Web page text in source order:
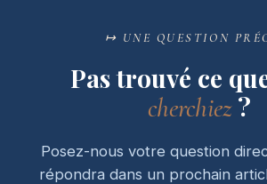
↦ UNE QUESTION
Pas trouvé ce
cherchiez?
Posez-nous votre question
répondra dans un prochain